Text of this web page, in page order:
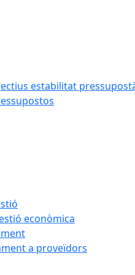
estabilitat
econòmica
a proveïdors